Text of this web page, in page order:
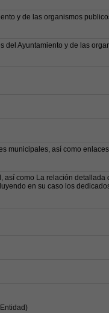
y de las organismos
del Ayuntamiento y de las
municipales, así como
así como La relación detallada
en su caso los